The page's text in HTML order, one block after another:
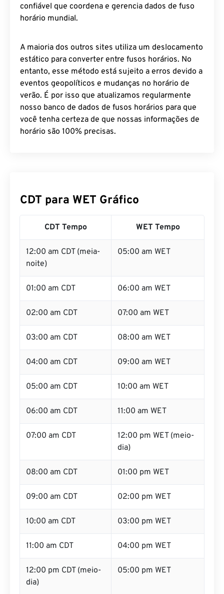
confiável que coordena e gerencia dados de fuso
horário mundial.
A maioria dos outros sites utiliza um deslocamento
estático para converter entre fusos horários. No
entanto, esse método está sujeito a erros devido a
eventos geopolíticos e mudanças no horário de
verão. É por isso que atualizamos regularmente
nosso banco de dados de fusos horários para que
você tenha certeza de que nossas informações de
horário são 100% precisas.
CDT para WET Gráfico
CDT Tempo WET Tempo
12:00 am CDT (meia-
noite)
05:00 am WET
01:00 am CDT 06:00 am WET
02:00 am CDT 07:00 am WET
03:00 am CDT 08:00 am WET
04:00 am CDT 09:00 am WET
05:00 am CDT 10:00 am WET
06:00 am CDT 11:00 am WET
07:00 am CDT
12:00 pm WET (meio-
dia)
08:00 am CDT 01:00 pm WET
09:00 am CDT 02:00 pm WET
10:00 am CDT 03:00 pm WET
11:00 am CDT 04:00 pm WET
12:00 pm CDT (meio-
dia)
05:00 pm WET